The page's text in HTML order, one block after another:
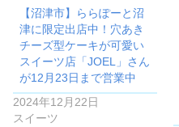
【沼津市】ららぽーと沼
津に限定出店中！穴あき
チーズ型ケーキが可愛い
スイーツ店「JOEL」さん
が12月23日まで営業中
2024年12月22日
スイーツ